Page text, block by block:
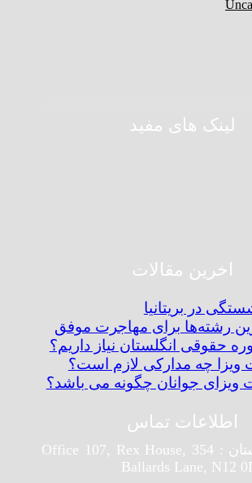
لینک های مفید
اخرین مقالات
در بریتانیا
رشته‌ها برای مهاجرت موفق
حقوقی انگلستان نیاز داریم؟
ویزا چه مدارکی لازم است؟
ویزای جوانان چگونه می باشد؟
اطلاعات تماس
آدرس انگلستان : Office 107, Rex House, 354
Ballards Lane, N12